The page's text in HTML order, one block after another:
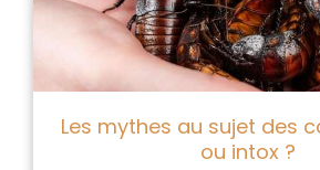
Les mythes au sujet des
ou intox ?